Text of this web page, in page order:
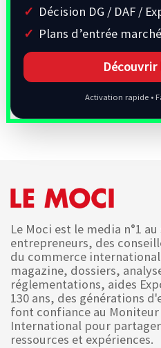
Décision DG / DAF /
Plans d’entrée
Découvrir
Activation rapide •
Le Moci est le media n°1
entrepreneurs, des
du commerce
magazine, dossiers,
réglementations, aides
130 ans, des générations
font confiance au
International pour
ressources et expériences.